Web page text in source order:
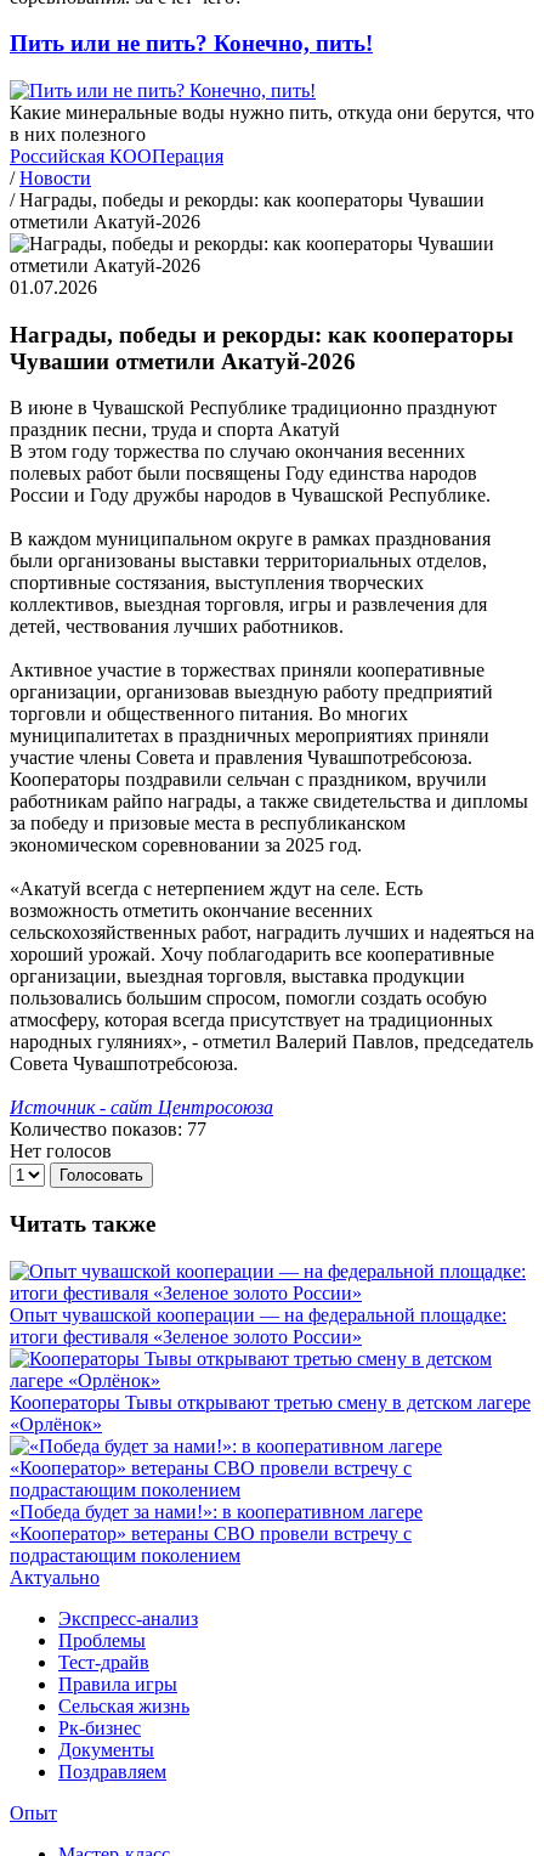
Пить или не пить? Конечно, пить!
Какие минеральные воды нужно пить, откуда они берутся, что
в них полезного
Российская КООПерация
/ Новости
/ Награды, победы и рекорды: как кооператоры Чувашии
отметили Акатуй-2026
01.07.2026
Награды, победы и рекорды: как кооператоры
Чувашии отметили Акатуй-2026
В июне в Чувашской Республике традиционно празднуют
праздник песни, труда и спорта Акатуй
В этом году торжества по случаю окончания весенних
полевых работ были посвящены Году единства народов
России и Году дружбы народов в Чувашской Республике.
В каждом муниципальном округе в рамках празднования
были организованы выставки территориальных отделов,
спортивные состязания, выступления творческих
коллективов, выездная торговля, игры и развлечения для
детей, чествования лучших работников.
Активное участие в торжествах приняли кооперативные
организации, организовав выездную работу предприятий
торговли и общественного питания. Во многих
муниципалитетах в праздничных мероприятиях приняли
участие члены Совета и правления Чувашпотребсоюза.
Кооператоры поздравили сельчан с праздником, вручили
работникам райпо награды, а также свидетельства и дипломы
за победу и призовые места в республиканском
экономическом соревновании за 2025 год.
«Акатуй всегда с нетерпением ждут на селе. Есть
возможность отметить окончание весенних
сельскохозяйственных работ, наградить лучших и надеяться на
хороший урожай. Хочу поблагодарить все кооперативные
организации, выездная торговля, выставка продукции
пользовались большим спросом, помогли создать особую
атмосферу, которая всегда присутствует на традиционных
народных гуляниях», - отметил Валерий Павлов, председатель
Совета Чувашпотребсоюза.
Источник - сайт Центросоюза
Количество показов: 77
Нет голосов
Голосовать
Читать также
Опыт чувашской кооперации — на федеральной площадке:
итоги фестиваля «Зеленое золото России»
Кооператоры Тывы открывают третью смену в детском лагере
«Орлёнок»
«Победа будет за нами!»: в кооперативном лагере
«Кооператор» ветераны СВО провели встречу с
подрастающим поколением
Актуально
Экспресс-анализ
Проблемы
Тест-драйв
Правила игры
Сельская жизнь
Рк-бизнес
Документы
Поздравляем
Опыт